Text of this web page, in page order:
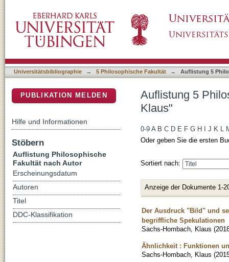
Universitätsbibliographie → 5 Philosophische Fakultät → Auflistung 5
Auflistung 5
Klaus"
0-9 A B C D E F G H J K L
Oder geben Sie die ersten
Sortiert nach:
Anzeige der Dokumente 1-
Der Ausdruck "Bild" und
begriffliche Spekulationen
Sachs-Hombach, Klaus (
Ähnlichkeit : Funktionen
Sachs-Hombach, Klaus (
PUBLIKATION MELDEN
Hilfe und Informationen
Stöbern
Auflistung Philosophische
Fakultät nach Autor
Erscheinungsdatum
Autoren
Titel
DDC-Klassifikation